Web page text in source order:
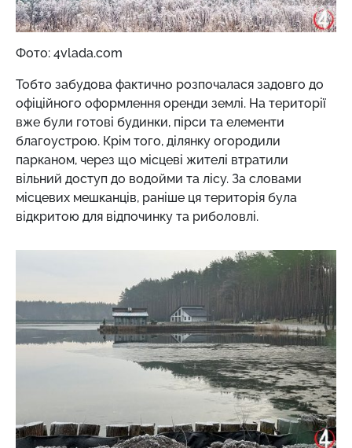
Фото: 4vlada.com
Тобто забудова фактично розпочалася задовго до
офіційного оформлення оренди землі. На території
вже були готові будинки, пірси та елементи
благоустрою. Крім того, ділянку огородили
парканом, через що місцеві жителі втратили
вільний доступ до водойми та лісу. За словами
місцевих мешканців, раніше ця територія була
відкритою для відпочинку та риболовлі.